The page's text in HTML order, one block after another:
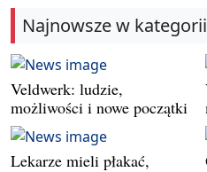
Najnowsze w
Veldwerk: ludzie,
możliwości i nowe początki
Lekarze mieli płakać,